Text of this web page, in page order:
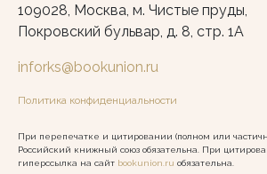
109028, Москва, м. Чистые пруды,
Покровский бульвар, д. 8, стр. 1А
inforks@bookunion.ru
Политика конфиденциальности
При перепечатке и цитировании (полном или
Российский книжный союз обязательна. При
гиперссылка на сайт bookunion.ru обязательна.